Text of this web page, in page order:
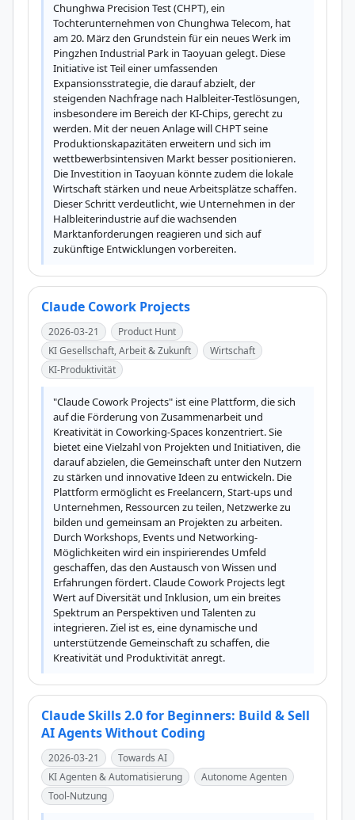
Chunghwa Precision Test (CHPT), ein
Tochterunternehmen von Chunghwa Telecom, hat
am 20. März den Grundstein für ein neues Werk im
Pingzhen Industrial Park in Taoyuan gelegt. Diese
Initiative ist Teil einer umfassenden
Expansionsstrategie, die darauf abzielt, der
steigenden Nachfrage nach Halbleiter-Testlösungen,
insbesondere im Bereich der KI-Chips, gerecht zu
werden. Mit der neuen Anlage will CHPT seine
Produktionskapazitäten erweitern und sich im
wettbewerbsintensiven Markt besser positionieren.
Die Investition in Taoyuan könnte zudem die lokale
Wirtschaft stärken und neue Arbeitsplätze schaffen.
Dieser Schritt verdeutlicht, wie Unternehmen in der
Halbleiterindustrie auf die wachsenden
Marktanforderungen reagieren und sich auf
zukünftige Entwicklungen vorbereiten.
Claude Cowork Projects
2026-03-21
Product Hunt
KI Gesellschaft, Arbeit & Zukunft
Wirtschaft
KI-Produktivität
"Claude Cowork Projects" ist eine Plattform, die sich
auf die Förderung von Zusammenarbeit und
Kreativität in Coworking-Spaces konzentriert. Sie
bietet eine Vielzahl von Projekten und Initiativen, die
darauf abzielen, die Gemeinschaft unter den Nutzern
zu stärken und innovative Ideen zu entwickeln. Die
Plattform ermöglicht es Freelancern, Start-ups und
Unternehmen, Ressourcen zu teilen, Netzwerke zu
bilden und gemeinsam an Projekten zu arbeiten.
Durch Workshops, Events und Networking-
Möglichkeiten wird ein inspirierendes Umfeld
geschaffen, das den Austausch von Wissen und
Erfahrungen fördert. Claude Cowork Projects legt
Wert auf Diversität und Inklusion, um ein breites
Spektrum an Perspektiven und Talenten zu
integrieren. Ziel ist es, eine dynamische und
unterstützende Gemeinschaft zu schaffen, die
Kreativität und Produktivität anregt.
Claude Skills 2.0 for Beginners: Build & Sell
AI Agents Without Coding
2026-03-21
Towards AI
KI Agenten & Automatisierung
Autonome Agenten
Tool-Nutzung